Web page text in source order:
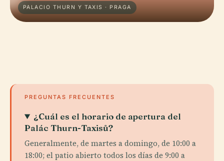
PALACIO THURN Y TAXIS · PRAGA
PREGUNTAS FRECUENTES
¿Cuál es el horario de apertura del
Palác Thurn-Taxisů?
Generalmente, de martes a domingo, de 10:00 a
18:00; el patio abierto todos los días de 9:00 a